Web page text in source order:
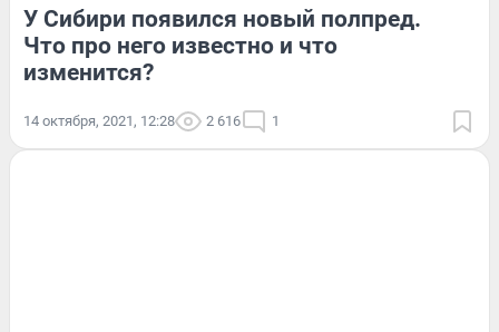
У Сибири появился новый полпред.
Что про него известно и что
изменится?
14 октября, 2021, 12:28 2 616 1